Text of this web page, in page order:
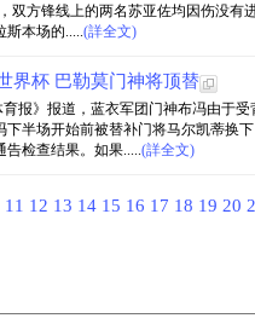
双方锋线上的两名苏亚佐均因伤没
斯本场的.....(詳全文)
界杯 巴勒莫门神将顶替
报》报道，蓝衣军团门神布冯由于
下半场开始前被替补门将马尔凯蒂换
告检查结果。如果.....(詳全文)
11 12 13 14 15 16 17 18 19 20